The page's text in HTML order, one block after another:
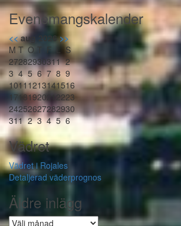
Evenemangskalender
<<aug 2026>>
M T O F
S
27282930311 2
3 4 5 6 7 8 9
10111213141516
17181920 21 2223
24252627282930
311 2 3 4 5 6
Vädret
Vädret i Rojales
Detaljerad väderprognos
Äldre inlägg
Äldre